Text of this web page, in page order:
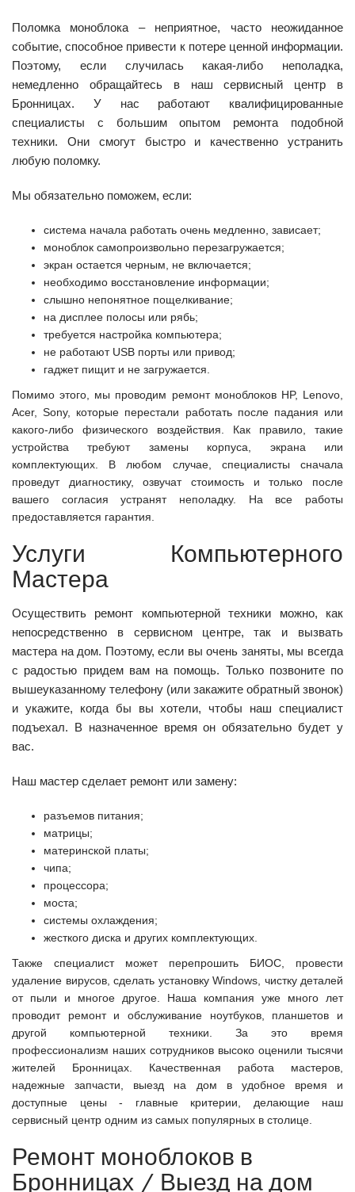
Поломка моноблока – неприятное, часто неожиданное
событие, способное привести к потере ценной информации.
Поэтому, если случилась какая-либо неполадка,
немедленно обращайтесь в наш сервисный центр в
Бронницах. У нас работают квалифицированные
специалисты с большим опытом ремонта подобной
техники. Они смогут быстро и качественно устранить
любую поломку.
Мы обязательно поможем, если:
система начала работать очень медленно, зависает;
моноблок самопроизвольно перезагружается;
экран остается черным, не включается;
необходимо восстановление информации;
слышно непонятное пощелкивание;
на дисплее полосы или рябь;
требуется настройка компьютера;
не работают USB порты или привод;
гаджет пищит и не загружается.
Помимо этого, мы проводим ремонт моноблоков HP, Lenovo,
Acer, Sony, которые перестали работать после падания или
какого-либо физического воздействия. Как правило, такие
устройства требуют замены корпуса, экрана или
комплектующих. В любом случае, специалисты сначала
проведут диагностику, озвучат стоимость и только после
вашего согласия устранят неполадку. На все работы
предоставляется гарантия.
Услуги Компьютерного
Мастера
Осуществить ремонт компьютерной техники можно, как
непосредственно в сервисном центре, так и вызвать
мастера на дом. Поэтому, если вы очень заняты, мы всегда
с радостью придем вам на помощь. Только позвоните по
вышеуказанному телефону (или закажите обратный звонок)
и укажите, когда бы вы хотели, чтобы наш специалист
подъехал. В назначенное время он обязательно будет у
вас.
Наш мастер сделает ремонт или замену:
разъемов питания;
матрицы;
материнской платы;
чипа;
процессора;
моста;
системы охлаждения;
жесткого диска и других комплектующих.
Также специалист может перепрошить БИОС, провести
удаление вирусов, сделать установку Windows, чистку деталей
от пыли и многое другое. Наша компания уже много лет
проводит ремонт и обслуживание ноутбуков, планшетов и
другой компьютерной техники. За это время
профессионализм наших сотрудников высоко оценили тысячи
жителей Бронницах. Качественная работа мастеров,
надежные запчасти, выезд на дом в удобное время и
доступные цены - главные критерии, делающие наш
сервисный центр одним из самых популярных в столице.
Ремонт моноблоков в
Бронницах / Выезд на дом